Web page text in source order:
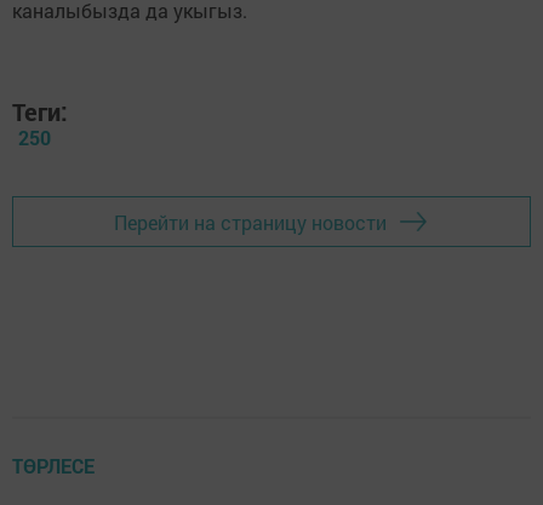
каналыбызда да укыгыз.
Теги:
250
Перейти на страницу новости
ТӨРЛЕСЕ